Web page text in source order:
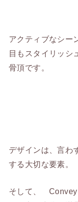
アクティブなシー
目もスタイリッシ
骨頂です。
デザインは、言わ
する大切な要素。
そして、 Convey